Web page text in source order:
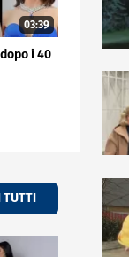
03:39
i 40
TUTTI